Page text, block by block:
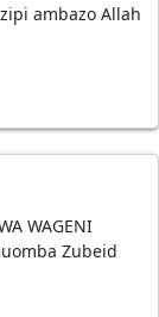
ambazo Allah
WAGENI
Zubeid